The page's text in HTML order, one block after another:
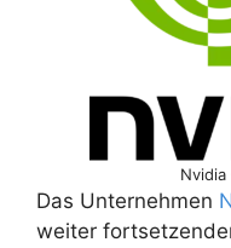
Das Unternehmen
weiter